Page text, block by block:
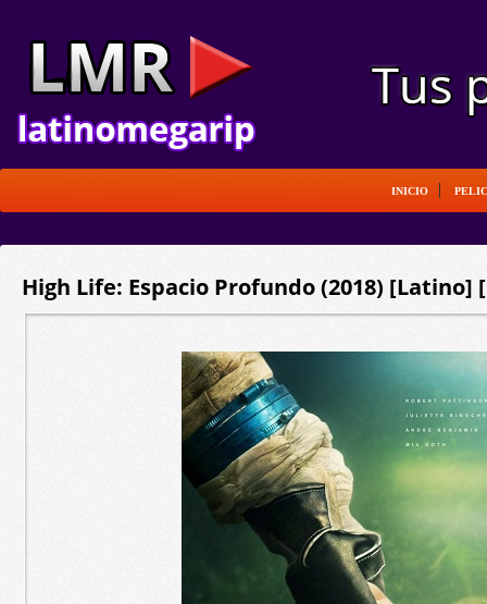
INICIO
High Life: Espacio Profundo (2018) [Latino]